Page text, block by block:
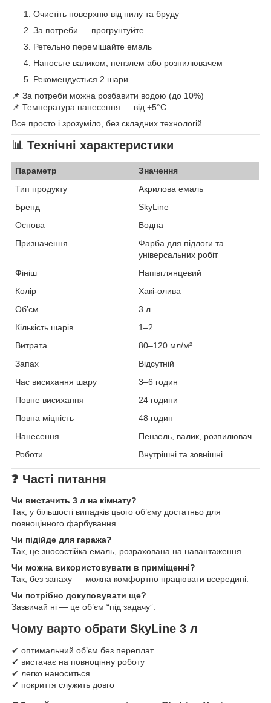
Очистіть поверхню від пилу та бруду
За потреби — прогрунтуйте
Ретельно перемішайте емаль
Наносьте валиком, пензлем або розпилювачем
Рекомендується 2 шари
📌 За потреби можна розбавити водою (до 10%)
📌 Температура нанесення — від +5°C
Все просто і зрозуміло, без складних технологій
📊 Технічні характеристики
Параметр
Значення
Тип продукту
Акрилова емаль
Бренд
SkyLine
Основа
Водна
Призначення
Фарба для підлоги та
універсальних робіт
Фініш
Напівглянцевий
Колір
Хакі-олива
Об’єм
3 л
Кількість шарів
1–2
Витрата
80–120 мл/м²
Запах
Відсутній
Час висихання шару
3–6 годин
Повне висихання
24 години
Повна міцність
48 годин
Нанесення
Пензель, валик, розпилювач
Роботи
Внутрішні та зовнішні
❓ Часті питання
Чи вистачить 3 л на кімнату?
Так, у більшості випадків цього об’єму достатньо для
повноцінного фарбування.
Чи підійде для гаража?
Так, це зносостійка емаль, розрахована на навантаження.
Чи можна використовувати в приміщенні?
Так, без запаху — можна комфортно працювати всередині.
Чи потрібно докуповувати ще?
Зазвичай ні — це об’єм “під задачу”.
Чому варто обрати SkyLine 3 л
✔ оптимальний об’єм без переплат
✔ вистачає на повноцінну роботу
✔ легко наноситься
✔ покриття служить довго